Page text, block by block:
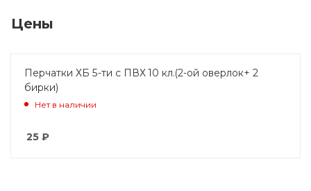
Цены
Перчатки ХБ 5-ти с ПВХ 10 кл.(2-ой оверлок+ 2
бирки)
Нет в наличии
25 ₽